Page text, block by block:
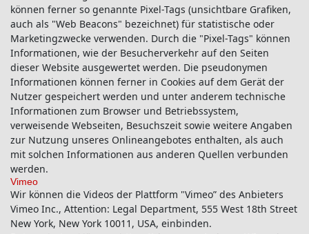
können ferner so genannte Pixel-Tags (unsichtbare Grafiken,
auch als "Web Beacons" bezeichnet) für statistische oder
Marketingzwecke verwenden. Durch die "Pixel-Tags" können
Informationen, wie der Besucherverkehr auf den Seiten
dieser Website ausgewertet werden. Die pseudonymen
Informationen können ferner in Cookies auf dem Gerät der
Nutzer gespeichert werden und unter anderem technische
Informationen zum Browser und Betriebssystem,
verweisende Webseiten, Besuchszeit sowie weitere Angaben
zur Nutzung unseres Onlineangebotes enthalten, als auch
mit solchen Informationen aus anderen Quellen verbunden
werden.
Vimeo
Wir können die Videos der Plattform "Vimeo” des Anbieters
Vimeo Inc., Attention: Legal Department, 555 West 18th Street
New York, New York 10011, USA, einbinden.